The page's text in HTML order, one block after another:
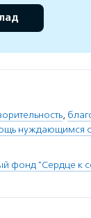
,
нуждающимся
фонд "Сердце к